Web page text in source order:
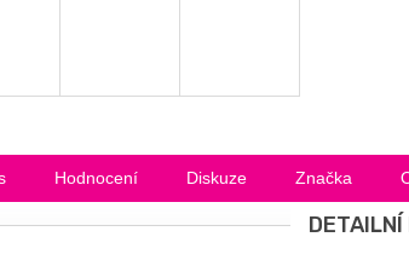
Hodnocení Diskuze Značka
DETAILNÍ